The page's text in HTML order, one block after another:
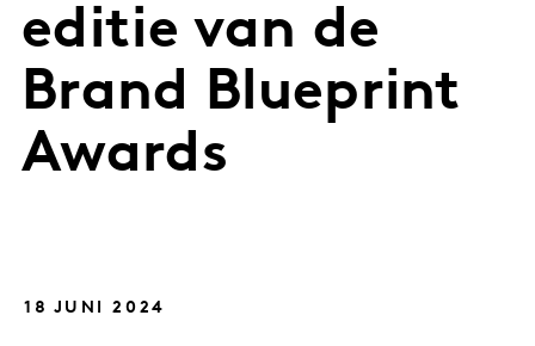
editie van de
Brand Blueprint
Awards
18 JUNI 2024